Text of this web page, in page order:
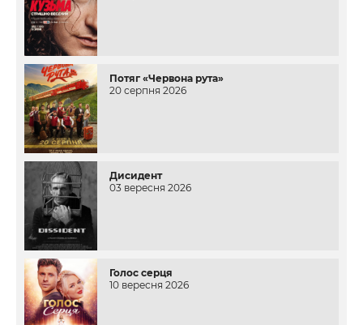
Потяг «Червона рута»
20 серпня 2026
Дисидент
03 вересня 2026
Голос серця
10 вересня 2026